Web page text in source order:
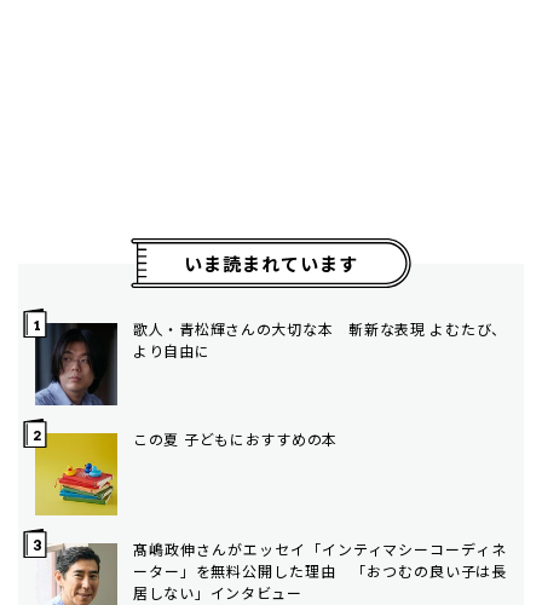
いま読まれています
歌人・青松輝さんの大切な本 斬新な表現 よむたび、
より自由に
この夏 子どもにおすすめの本
髙嶋政伸さんがエッセイ「インティマシーコーディネ
ーター」を無料公開した理由 「おつむの良い子は長
居しない」インタビュー